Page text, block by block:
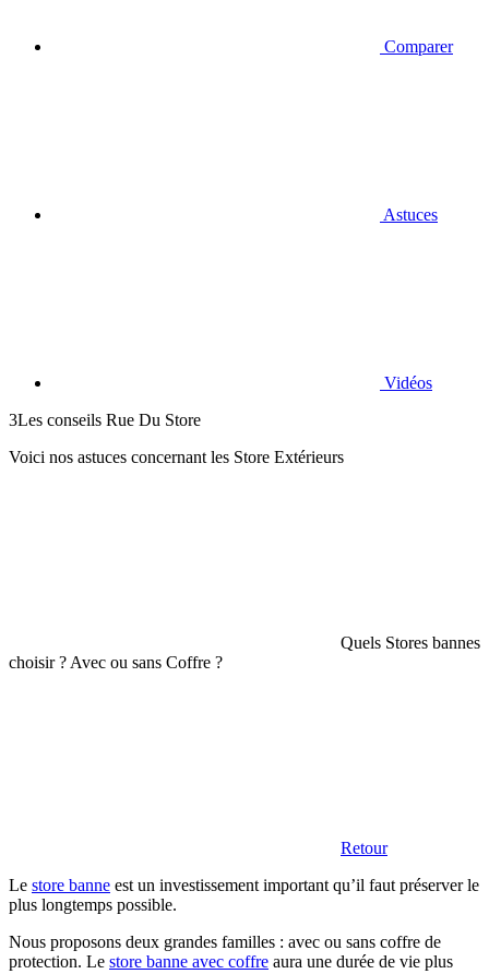
Comparer
Astuces
Vidéos
3Les conseils Rue Du Store
Voici nos astuces concernant les Store Extérieurs
Quels Stores bannes
choisir ? Avec ou sans Coffre ?
Retour
Le store banne est un investissement important qu’il faut préserver le
plus longtemps possible.
Nous proposons deux grandes familles : avec ou sans coffre de
protection. Le store banne avec coffre aura une durée de vie plus